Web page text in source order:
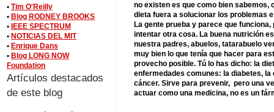
no existen es que como bien sabemos,
dieta fuera a solucionar los problemas
La gente prueba y parece que
intentar otra cosa. La buena nutrición
nuestra padres, abuelos, tatarabuelo
muy bien lo que tenía que hacer para
provecho posible. Tú lo has dicho: la
enfermedades comunes: la diabetes,
cáncer. Sirve para prevenir, pero una
actuar como una medicina, no es un
• Tim O'Reilly
• Blog RODNEY BROOKS
• IEEE SPECTRUM
• NOTICIAS DEL MIT
• Enrique Dans
• Blog LONG NOW
Foundation
Artículos destacados
de este blog